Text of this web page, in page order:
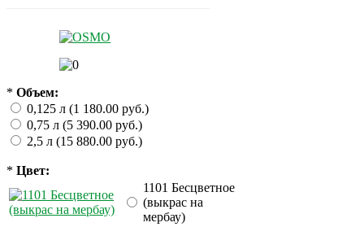
* Объем:
0,125 л (1 180.00 руб.)
0,75 л (5 390.00 руб.)
2,5 л (15 880.00 руб.)
* Цвет:
1101 Бесцветное
(выкрас на
мербау)